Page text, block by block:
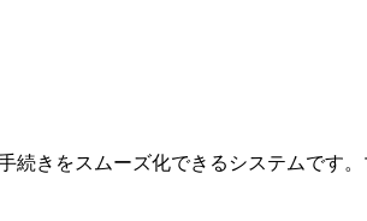
続きをスムーズ化できるシステムです